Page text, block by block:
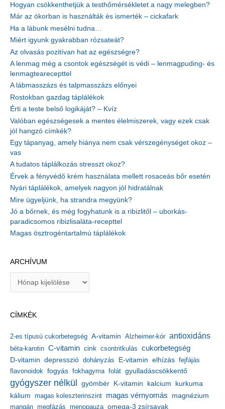
Hogyan csökkenthetjük a testhőmérsékletet a nagy melegben?
Már az ókorban is használták és ismerték – cickafark
Ha a lábunk mesélni tudna…
Miért igyunk gyakrabban rózsateát?
Az olvasás pozitívan hat az egészségre?
A lenmag még a csontok egészségét is védi – lenmagpuding- és
lenmagtearecepttel
A lábmasszázs és talpmasszázs előnyei
Rostokban gazdag táplálékok
Érti a teste belső logikáját? – Kvíz
Valóban egészségesek a mentes élelmiszerek, vagy ezek csak
jól hangzó címkék?
Egy tápanyag, amely hiánya nem csak vérszegénységet okoz –
vas
A tudatos táplálkozás stresszt okoz?
Érvek a fényvédő krém használata mellett rosaceás bőr esetén
Nyári táplálékok, amelyek nagyon jól hidratálnak
Mire ügyeljünk, ha strandra megyünk?
Jó a bőrnek, és még fogyhatunk is a ribizlitől – uborkás-
paradicsomos ribizlisaláta-recepttel
Magas ösztrogéntartalmú táplálékok
ARCHÍVUM
í
u
m
CÍMKÉK
2-es típusú cukorbetegség A-vitamin Alzheimer-kór antioxidáns
béta-karotin C-vitamin cink csontritkulás cukorbetegség
D-vitamin depresszió dohányzás E-vitamin elhízás fejfájás
flavonoidok fogyás fokhagyma folát gyulladáscsökkentő
gyógyszer nélkül gyömbér K-vitamin kalcium kurkuma
kálium magas koleszterinszint magas vérnyomás magnézium
mangán megfázás menopauza omega-3 zsírsavak